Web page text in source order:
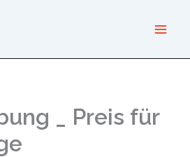
_ Preis für